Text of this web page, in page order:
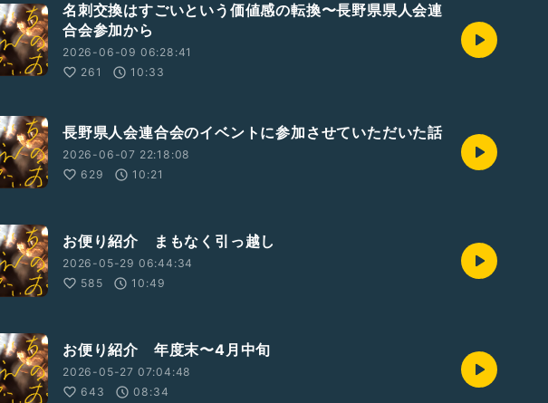
名刺交換はすごいという価値感の転換〜長野県県人会連
合会参加から
2026-06-09 06:28:41
261
10:33
長野県人会連合会のイベントに参加させていただいた話
2026-06-07 22:18:08
629
10:21
お便り紹介 まもなく引っ越し
2026-05-29 06:44:34
585
10:49
お便り紹介 年度末〜4月中旬
2026-05-27 07:04:48
643
08:34